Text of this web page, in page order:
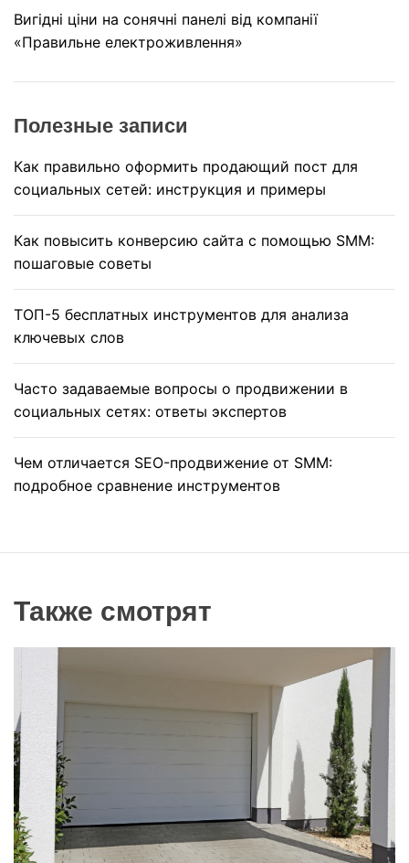
Вигідні ціни на сонячні панелі від компанії
«Правильне електроживлення»
Полезные записи
Как правильно оформить продающий пост для
социальных сетей: инструкция и примеры
Как повысить конверсию сайта с помощью SMM:
пошаговые советы
ТОП-5 бесплатных инструментов для анализа
ключевых слов
Часто задаваемые вопросы о продвижении в
социальных сетях: ответы экспертов
Чем отличается SEO-продвижение от SMM:
подробное сравнение инструментов
Также смотрят